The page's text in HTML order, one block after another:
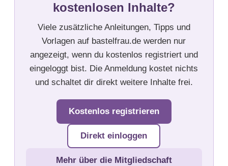
kostenlosen Inhalte?
Viele zusätzliche Anleitungen, Tipps und
Vorlagen auf bastelfrau.de werden nur
angezeigt, wenn du kostenlos registriert und
eingeloggt bist. Die Anmeldung kostet nichts
und schaltet dir direkt weitere Inhalte frei.
Kostenlos registrieren
Direkt einloggen
Mehr über die Mitgliedschaft